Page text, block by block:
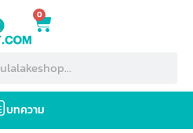
0
บทความ